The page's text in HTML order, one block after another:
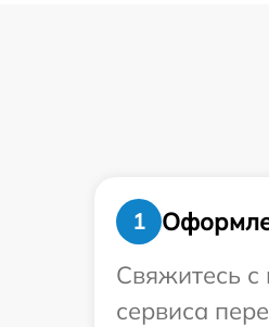
1
Свяжитесь с
сервиса